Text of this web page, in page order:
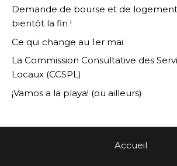
Demande de bourse et de logement
bientôt la fin !
Ce qui change au 1er mai
La Commission Consultative des
Locaux (CCSPL)
¡Vamos a la playa! (ou ailleurs)
Accueil